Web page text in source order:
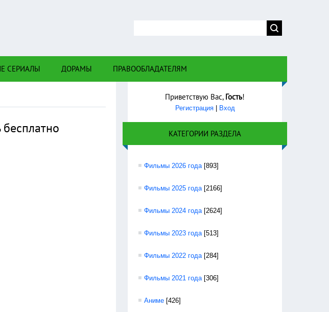
СЕРИАЛЫ ДОРАМЫ ПРАВООБЛАДАТЕЛЯМ
в плеере
на троеточие в правом
Приветствую Вас, Гость!
Регистрация| Вход
КАТЕГОРИИ РАЗДЕЛА
Фильмы 2026 года [893]
Фильмы 2025 года [2166]
Фильмы 2024 года [2624]
Фильмы 2023 года [513]
Фильмы 2022 года [284]
Фильмы 2021 года [306]
Аниме [426]